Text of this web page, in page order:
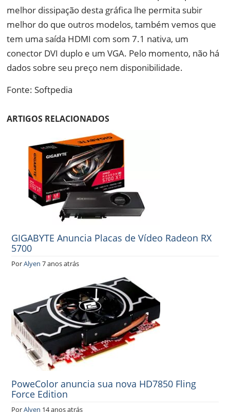
melhor dissipação desta gráfica lhe permita subir
melhor do que outros modelos, também vemos que
tem uma saída HDMI com som 7.1 nativa, um
conector DVI duplo e um VGA. Pelo momento, não há
dados sobre seu preço nem disponibilidade.
Fonte: Softpedia
ARTIGOS RELACIONADOS
GIGABYTE Anuncia Placas de Vídeo Radeon RX
5700
PorAlyen 7 anos atrás
PoweColor anuncia sua nova HD7850 Fling
Force Edition
PorAlyen 14 anos atrás